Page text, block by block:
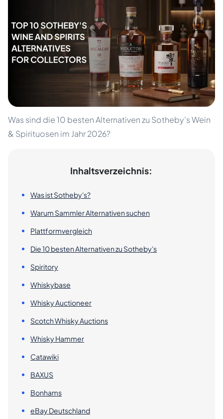
Was sind die 10 besten Alternativen zu Sotheby's Wein
& Spirituosen im Jahr 2026?
Inhaltsverzeichnis:
Was ist Sotheby's?
Warum Sammler Alternativen suchen
Plattformvergleich
Die 10 besten Alternativen zu Sotheby's
Spiritory
Whiskybase
Whisky Auctioneer
Scotch Whisky Auctions
Whisky Hammer
Catawiki
BAXUS
Bonhams
eBay Deutschland